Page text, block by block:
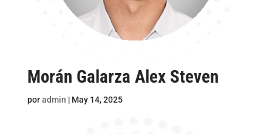
Morán Galarza Alex Steven
poradmin | May 14, 2025